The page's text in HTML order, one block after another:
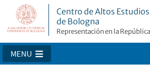
Centro de Altos
de Bologna
Representación en la
MENU